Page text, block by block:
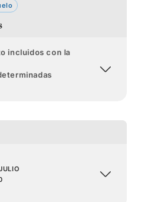
incluidos con la